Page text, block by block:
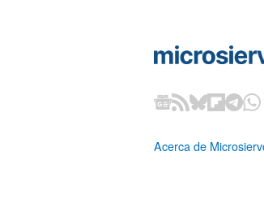
Acerca de